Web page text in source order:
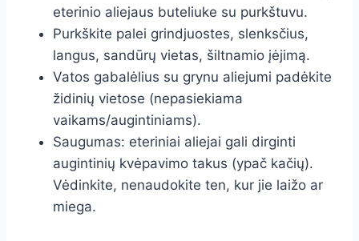
eterinio aliejaus buteliuke su purkštuvu.
Purkškite palei grindjuostes, slenksčius,
langus, sandūrų vietas, šiltnamio įėjimą.
Vatos gabalėlius su grynu aliejumi padėkite
židinių vietose (nepasiekiama
vaikams/augintiniams).
Saugumas: eteriniai aliejai gali dirginti
augintinių kvėpavimo takus (ypač kačių).
Vėdinkite, nenaudokite ten, kur jie laižo ar
miega.